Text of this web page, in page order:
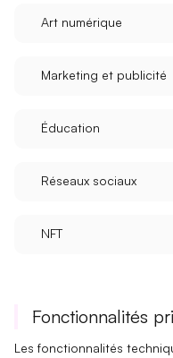
Art numérique
Marketing et publicité
Éducation
Réseaux sociaux
NFT
Fonctionnalités
Les fonctionnalités